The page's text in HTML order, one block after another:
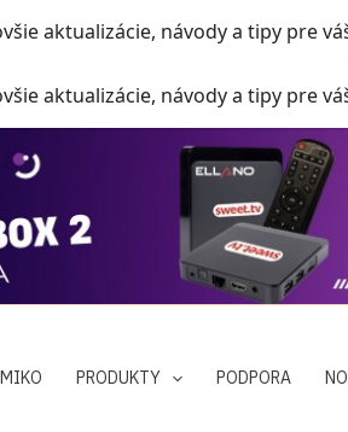
aktualizácie, návody a tipy pre
aktualizácie, návody a tipy pre
PRODUKTY PODPORA